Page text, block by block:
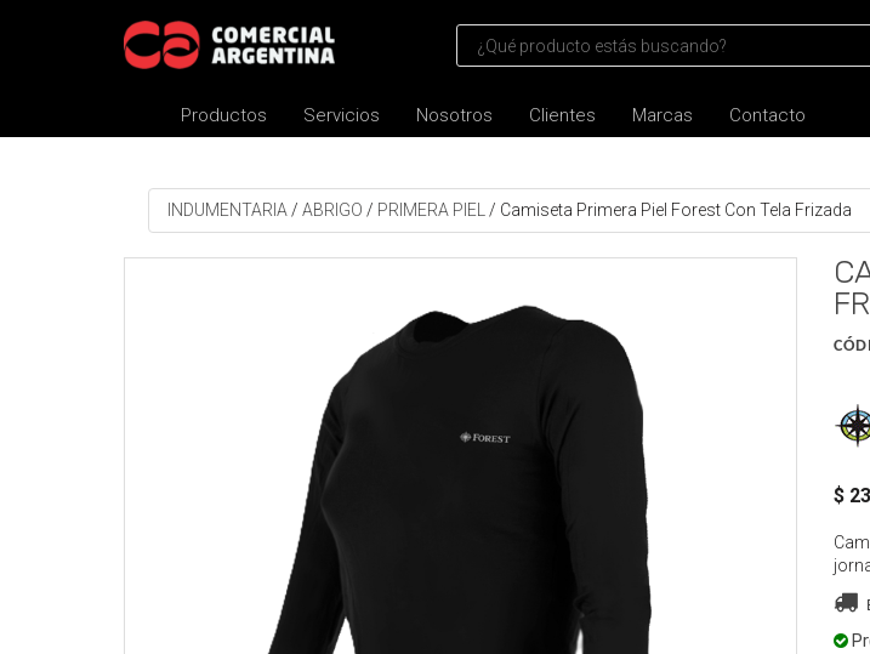
Productos Servicios Nosotros Clientes Marcas Contacto
INDUMENTARIA/ ABRIGO / PRIMERA PIEL/ Camiseta Primera Piel Forest Con Tela Frizada
$